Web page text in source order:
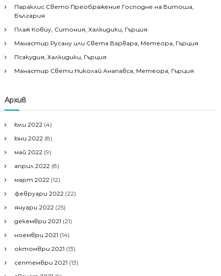
Параклис Свето Преображение Господне на Витоша,
България
Плаж Ковиу, Ситония, Халкидики, Гърция
Манастир Русану или Света Варвара, Метеора, Гърция
Псакудия, Халкидики, Гърция
Манастир Свети Николай Анапавса, Метеора, Гърция
Архив
юли 2022 (4)
юни 2022 (8)
май 2022 (9)
април 2022 (8)
март 2022 (12)
февруари 2022 (22)
януари 2022 (25)
декември 2021 (21)
ноември 2021 (14)
октомври 2021 (13)
септември 2021 (13)